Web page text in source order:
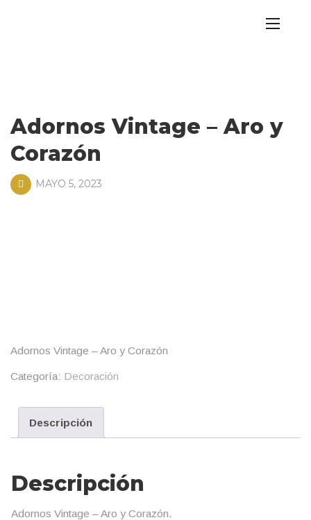
Adornos Vintage – Aro y
Corazón
MAYO 5, 2023
Adornos Vintage – Aro y Corazón
Categoría: Decoración
Descripción
Descripción
Adornos Vintage – Aro y Corazón.